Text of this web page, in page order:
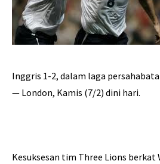
Inggris 1-2, dalam laga
— London, Kamis (7/2) dini hari.
Kesuksesan tim Three Lions berkat